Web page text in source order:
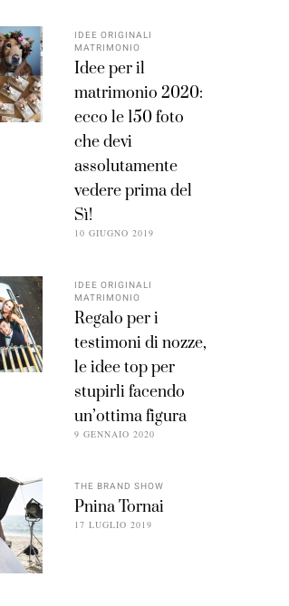
IDEE ORIGINALI
MATRIMONIO
Idee per il
matrimonio 2020:
ecco le 150 foto
che devi
assolutamente
vedere prima del
Sì!
10 GIUGNO 2019
IDEE ORIGINALI
MATRIMONIO
Regalo per i
testimoni di nozze,
le idee top per
stupirli facendo
un’ottima figura
9 GENNAIO 2020
THE BRAND SHOW
Pnina Tornai
17 LUGLIO 2019